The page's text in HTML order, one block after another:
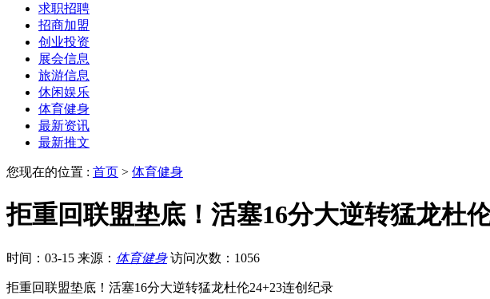
求职招聘
招商加盟
创业投资
展会信息
旅游信息
休闲娱乐
体育健身
最新资讯
最新推文
您现在的位置 : 首页 > 体育健身
拒重回联盟垫底！活塞16分大逆转猛龙杜
时间：03-15 来源： 体育健身 访问次数：1056
拒重回联盟垫底！活塞16分大逆转猛龙杜伦24+23连创纪录